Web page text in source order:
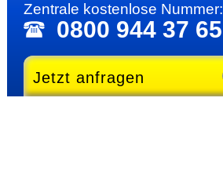
Zentrale kosten­lose Nummer:
0800 944 37 65
Jetzt anfragen